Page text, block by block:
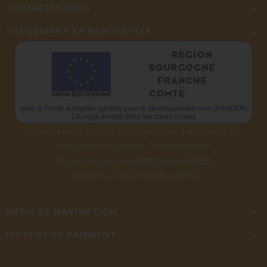
CONTACTEZ-NOUS 
SOUSCRIRE À LA NEWSLETTER 
Financement pour la croissance, modernisation et
valorisation du savoir faire territorial.
En savoir + sur la Commission FEADER
Consultez ici le site Europe BFC
MENU DE NAVIGATION 
MOYENS DE PAIEMENT 